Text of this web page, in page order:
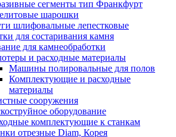
сегменты тип Франкфурт
шарошки
шлифовальные лепестковые
для состаривания камня
для камнеобработки
и расходные материалы
Машины полировальные для полов
Комплектующие и расходные
материалы
сооружения
оборудование
комплектующие к станкам
отрезные Diam, Корея